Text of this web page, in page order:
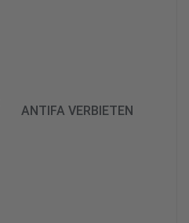
ANTIFA VERBIETEN